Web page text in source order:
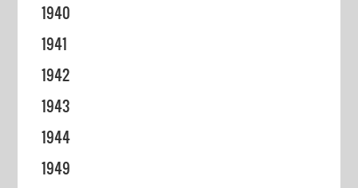
1940
1941
1942
1943
1944
1949